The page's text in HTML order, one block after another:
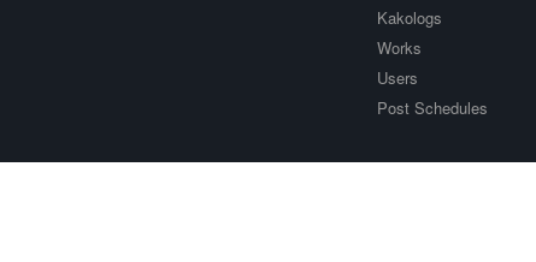
Kakologs
Works
Users
Post Schedules